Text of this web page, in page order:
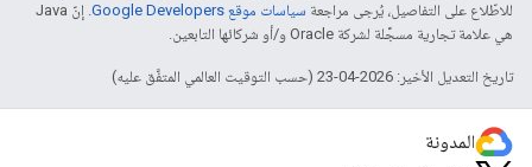
للاطّلاع على التفاصيل، يُرجى مراجعة سياسات موقع Google Developers‏
. إنّ Java
هي علامة تجارية مسجَّلة لشركة Oracle و/أو شركائها التابعين.
تاريخ التعديل الأخير: 2026-04-23 (حسب التوقيت العالمي المتفَّق عليه)
المدونة